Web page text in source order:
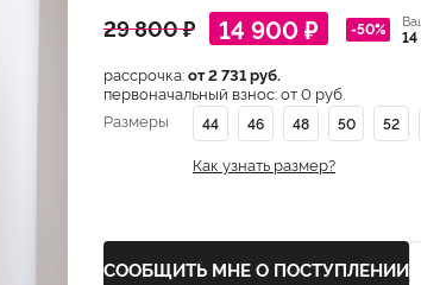
29 800 ₽ 14 900 ₽ -50%
рассрочка:от 2 731 руб.
первоначальный взнос: от 0 руб.
Размеры
44 46 48 50 52
Как узнать размер?
СООБЩИТЬ МНЕ О ПОСТУПЛЕНИИ